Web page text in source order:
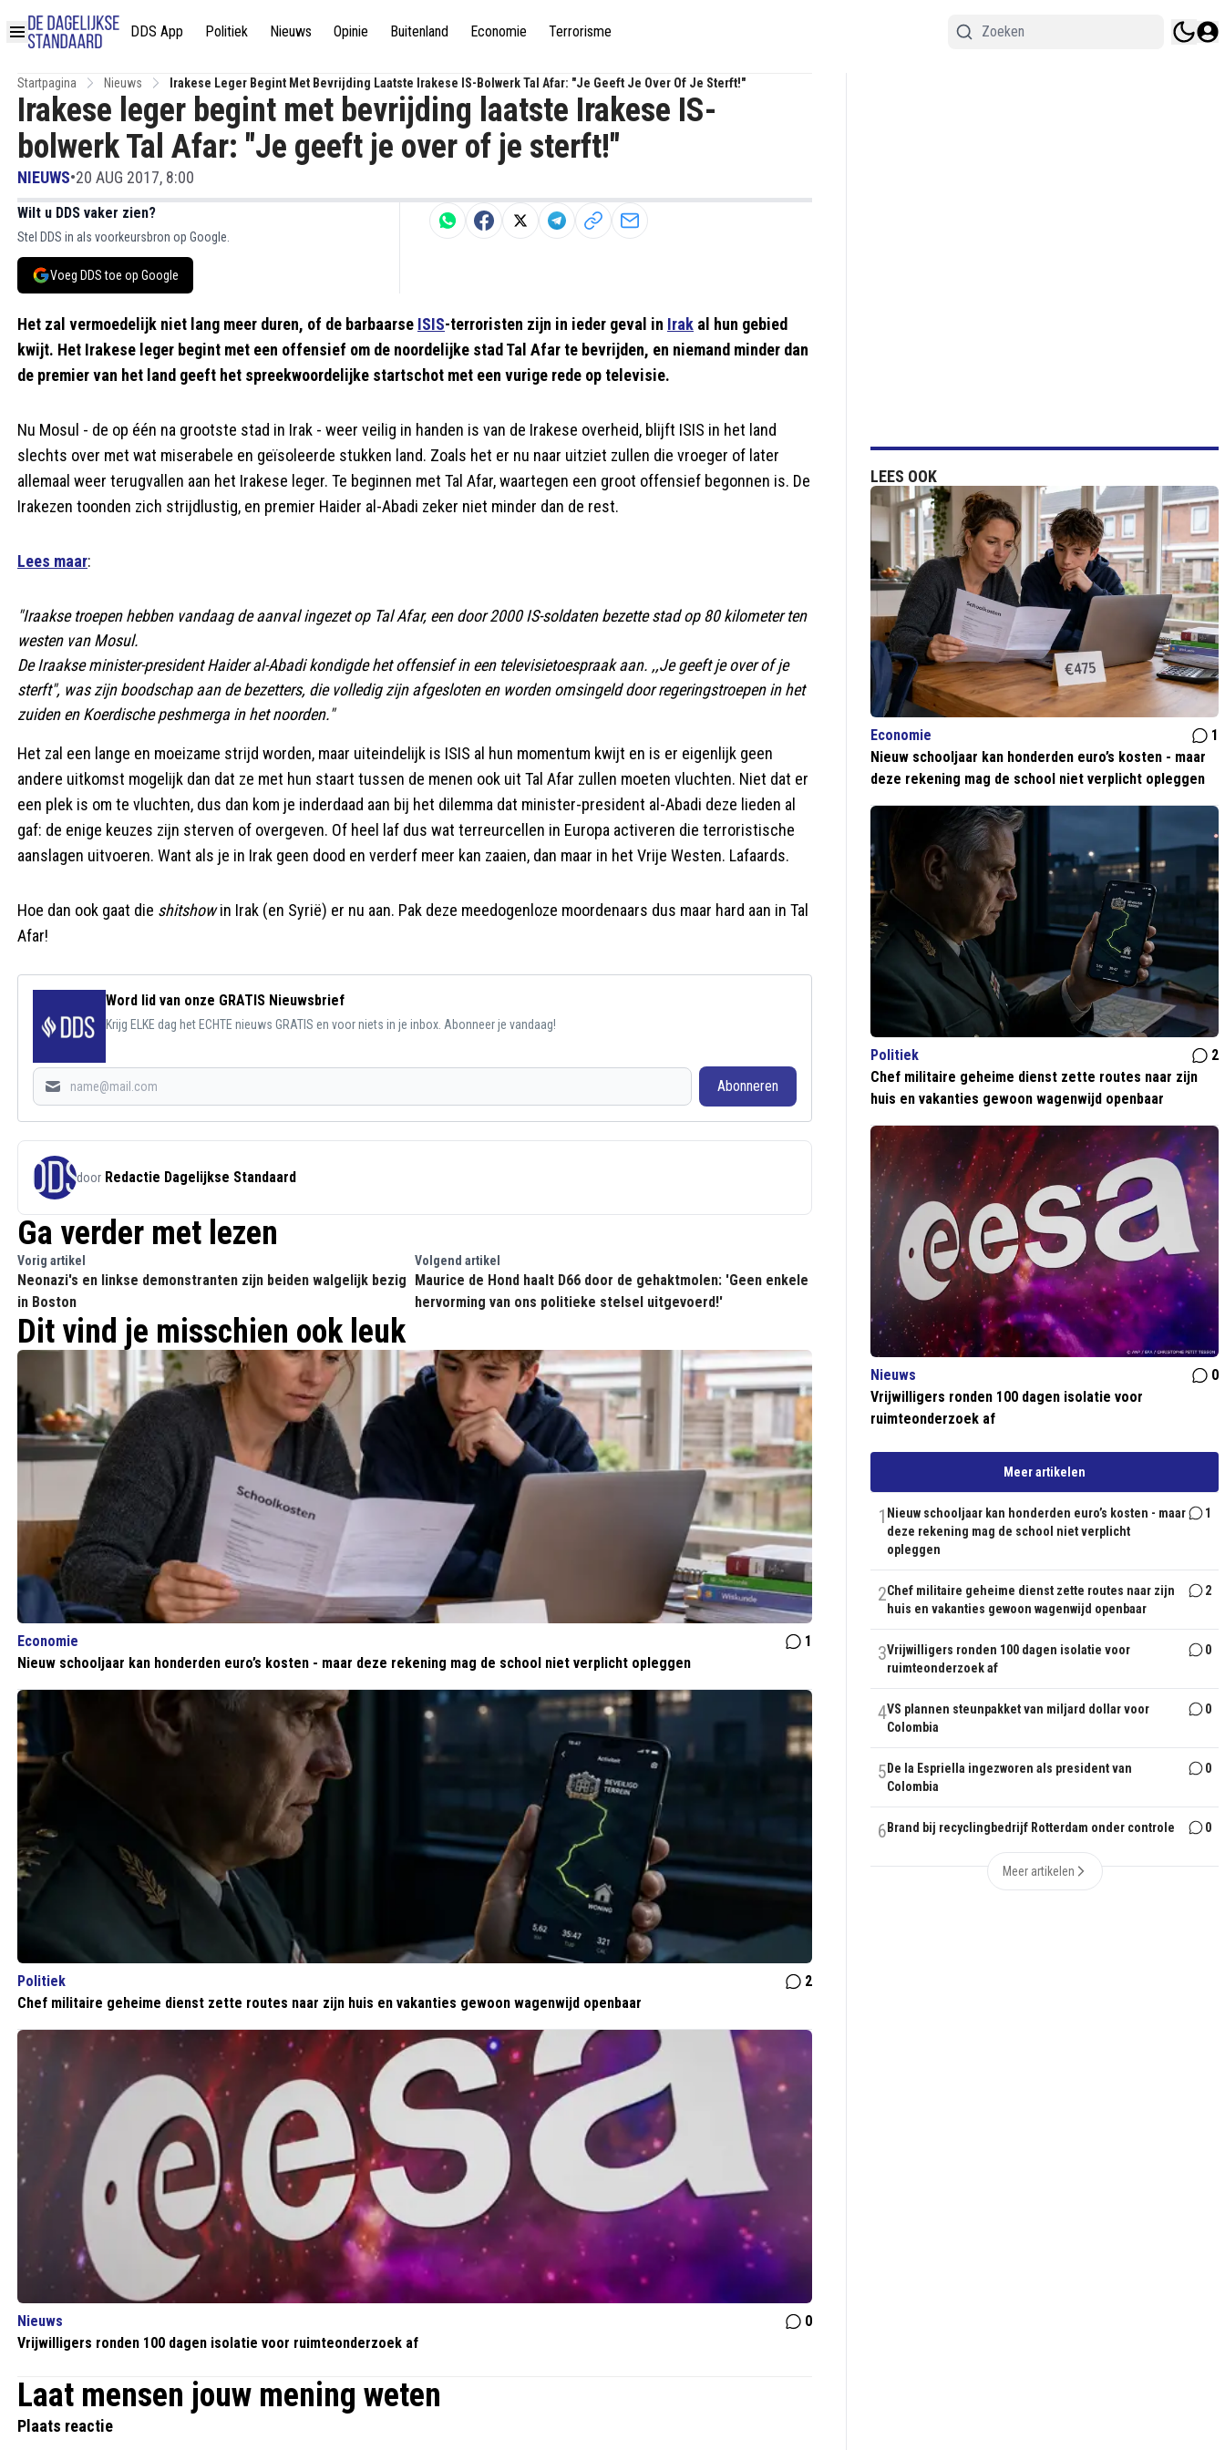
DDS App Politiek Nieuws Opinie Buitenland Economie Terrorisme
Startpagina Nieuws Irakese Leger Begint Met Bevrijding Laatste Irakese IS-Bolwerk Tal Afar: "Je Geeft Je Over Of Je Sterft!"
Irakese leger begint met bevrijding laatste Irakese IS-
bolwerk Tal Afar: "Je geeft je over of je sterft!"
NIEUWS•20 AUG 2017, 8:00
Wilt u DDS vaker zien?
Stel DDS in als voorkeursbron op Google.
Voeg DDS toe op Google
Het zal vermoedelijk niet lang meer duren, of de barbaarse ISIS-terroristen zijn in ieder geval in Irak al hun gebied
kwijt. Het Irakese leger begint met een offensief om de noordelijke stad Tal Afar te bevrijden, en niemand minder dan
de premier van het land geeft het spreekwoordelijke startschot met een vurige rede op televisie.
Nu Mosul - de op één na grootste stad in Irak - weer veilig in handen is van de Irakese overheid, blijft ISIS in het land
slechts over met wat miserabele en geïsoleerde stukken land. Zoals het er nu naar uitziet zullen die vroeger of later
allemaal weer terugvallen aan het Irakese leger. Te beginnen met Tal Afar, waartegen een groot offensief begonnen is. De
Irakezen toonden zich strijdlustig, en premier Haider al-Abadi zeker niet minder dan de rest.
Lees maar:
"Iraakse troepen hebben vandaag de aanval ingezet op Tal Afar, een door 2000 IS-soldaten bezette stad op 80 kilometer ten
westen van Mosul.
De Iraakse minister-president Haider al-Abadi kondigde het offensief in een televisietoespraak aan. ,,Je geeft je over of je
sterft", was zijn boodschap aan de bezetters, die volledig zijn afgesloten en worden omsingeld door regeringstroepen in het
zuiden en Koerdische peshmerga in het noorden."
Het zal een lange en moeizame strijd worden, maar uiteindelijk is ISIS al hun momentum kwijt en is er eigenlijk geen
andere uitkomst mogelijk dan dat ze met hun staart tussen de menen ook uit Tal Afar zullen moeten vluchten. Niet dat er
een plek is om te vluchten, dus dan kom je inderdaad aan bij het dilemma dat minister-president al-Abadi deze lieden al
gaf: de enige keuzes zijn sterven of overgeven. Of heel laf dus wat terreurcellen in Europa activeren die terroristische
aanslagen uitvoeren. Want als je in Irak geen dood en verderf meer kan zaaien, dan maar in het Vrije Westen. Lafaards.
Hoe dan ook gaat die shitshowin Irak (en Syrië) er nu aan. Pak deze meedogenloze moordenaars dus maar hard aan in Tal
Afar!
Word lid van onze GRATIS Nieuwsbrief
Krijg ELKE dag het ECHTE nieuws GRATIS en voor niets in je inbox. Abonneer je vandaag!
Abonneren
door Redactie Dagelijkse Standaard
Ga verder met lezen
Vorig artikel
Neonazi's en linkse demonstranten zijn beiden walgelijk bezig
in Boston
Volgend artikel
Maurice de Hond haalt D66 door de gehaktmolen: 'Geen enkele
hervorming van ons politieke stelsel uitgevoerd!'
Dit vind je misschien ook leuk
Economie
1
Nieuw schooljaar kan honderden euro’s kosten - maar deze rekening mag de school niet verplicht opleggen
Politiek
2
Chef militaire geheime dienst zette routes naar zijn huis en vakanties gewoon wagenwijd openbaar
Nieuws
0
Vrijwilligers ronden 100 dagen isolatie voor ruimteonderzoek af
Laat mensen jouw mening weten
Plaats reactie
LEES OOK
Economie
1
Nieuw schooljaar kan honderden euro’s kosten - maar
deze rekening mag de school niet verplicht opleggen
Politiek
2
Chef militaire geheime dienst zette routes naar zijn
huis en vakanties gewoon wagenwijd openbaar
Nieuws
0
Vrijwilligers ronden 100 dagen isolatie voor
ruimteonderzoek af
Meer artikelen
1 Nieuw schooljaar kan honderden euro’s kosten - maar
deze rekening mag de school niet verplicht
opleggen
1
2Chef militaire geheime dienst zette routes naar zijn
huis en vakanties gewoon wagenwijd openbaar
2
3Vrijwilligers ronden 100 dagen isolatie voor
ruimteonderzoek af
0
4VS plannen steunpakket van miljard dollar voor
Colombia
0
5 De la Espriella ingezworen als president van
Colombia
0
6 Brand bij recyclingbedrijf Rotterdam onder controle 0
Meer artikelen